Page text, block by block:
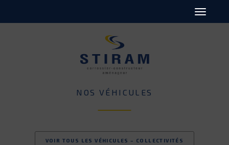
NOS VÉHICULES
VOIR TOUS LES VÉHICULES – COLLECTIVITÉS